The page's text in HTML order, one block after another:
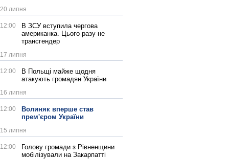
20 липня
12:00
В ЗСУ вступила чергова
американка. Цього разу не
трансгендер
17 липня
12:00
В Польщі майже щодня
атакують громадян України
16 липня
12:00
Волиняк вперше став
прем'єром України
15 липня
12:00
Голову громади з Рівненщини
мобілізували на Закарпатті